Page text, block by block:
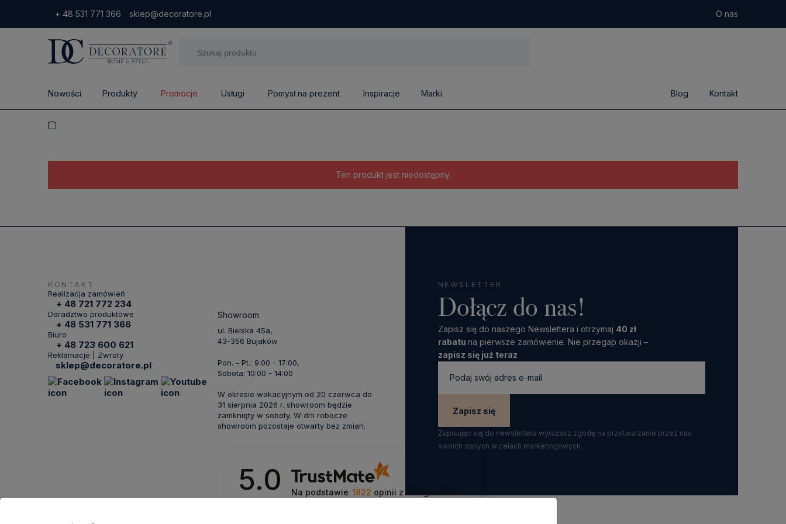
+ 48 531 771 366 sklep@decoratore.pl O nas
Nowości Produkty Promocje Usługi Pomysł na prezent Inspiracje Marki Blog Kontakt
Ten produkt jest niedostępny.
NEWSLETTER
Dołącz do nas!
Zapisz się do naszego Newslettera i otrzymaj 40 zł
rabatu na pierwsze zamówienie. Nie przegap okazji –
zapisz się już teraz
Zapisz się
Zapisując się do newslettera wyrażasz zgodę na przetwarzanie przez nas
swoich danych w celach marketingowych.
KONTAKT
Realizacja zamówień
+ 48 721 772 234
Doradztwo produktowe
+ 48 531 771 366
Biuro
+ 48 723 600 621
Reklamacje | Zwroty
sklep@decoratore.pl
Showroom
ul. Bielska 45a,
43-356 Bujaków
Pon. - Pt.: 9:00 - 17:00,
Sobota: 10:00 - 14:00
W okresie wakacyjnym od 20 czerwca do
31 sierpnia 2026 r. showroom będzie
zamknięty w soboty. W dni robocze
showroom pozostaje otwarty bez zmian.
5.0 Na podstawie 1822 opinii z całego okresu